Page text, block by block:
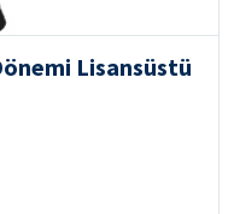
Lisansüstü